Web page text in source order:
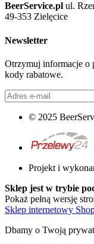
BeerService.pl ul.
49-353 Zielęcice
Newsletter
Otrzymuj informacje o
kody rabatowe.
© 2025
Projekt i
Sklep jest w trybie
Pokaż pełną wersję
Sklep internetowy
Dbamy o Twoją